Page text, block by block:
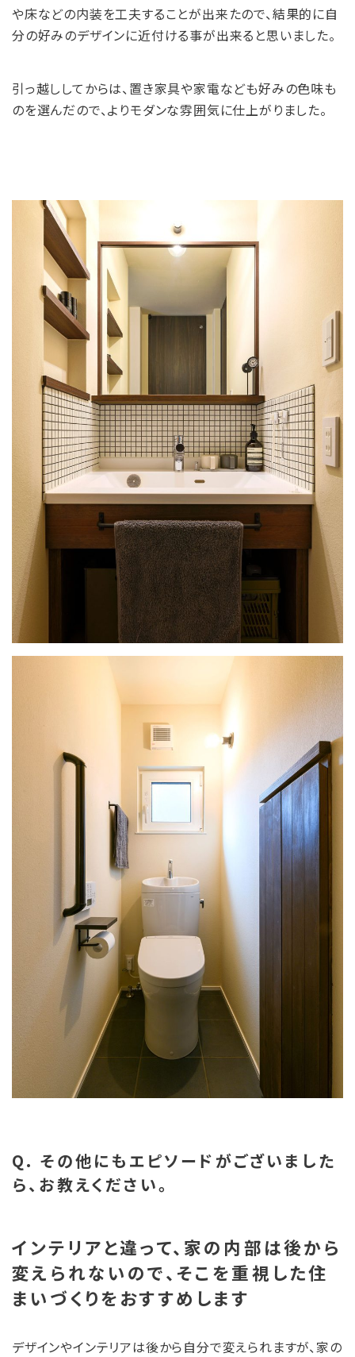
や床などの内装を工夫することが出来たので、結果的に自
分の好みのデザインに近付ける事が出来ると思いました。
引っ越ししてからは、置き家具や家電なども好みの色味も
のを選んだので、よりモダンな雰囲気に仕上がりました。
Q. その他にもエピソードがございました
ら、お教えください。
インテリアと違って、家の内部は後から
変えられないので、そこを重視した住
まいづくりをおすすめします
デザインやインテリアは後から自分で変えられますが、家の